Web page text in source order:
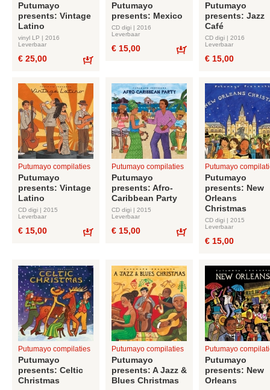
Putumayo
presents: Vintage
Latino
vinyl LP | 2016
Leverbaar
€ 25,00
Putumayo
presents: Mexico
CD digi | 2016
Leverbaar
€ 15,00
Putumayo
presents: Jazz
Café
CD digi | 2016
Leverbaar
€ 15,00
Putumayo compilaties
Putumayo
presents: Vintage
Latino
CD digi | 2015
Leverbaar
€ 15,00
Putumayo compilaties
Putumayo
presents: Afro-
Caribbean Party
CD digi | 2015
Leverbaar
€ 15,00
Putumayo
Putumayo
presents: New
Orleans
Christmas
CD digi | 2015
Leverbaar
€ 15,00
Putumayo compilaties
Putumayo
presents: Celtic
Christmas
Putumayo compilaties
Putumayo
presents: A Jazz &
Blues Christmas
Putumayo
Putumayo
presents: New
Orleans